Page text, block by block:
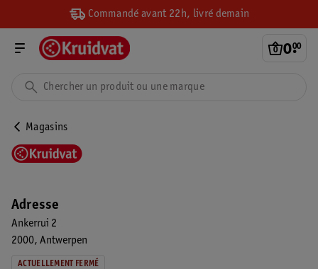
Commandé avant 22h, livré demain
0.
00
Magasins
Adresse
Ankerrui 2
2000 Antwerpen
ACTUELLEMENT FERMÉ